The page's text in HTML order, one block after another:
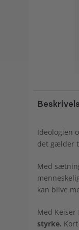
Ideologien
det gælder
Med
kan blive
Med Keiser
styrke.